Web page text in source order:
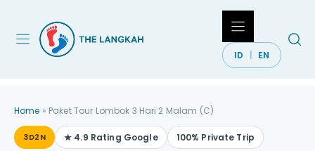
ID EN
Home » Paket Tour Lombok 3 Hari 2 Malam (C)
3D2N ★ 4.9 Rating Google 100% Private Trip